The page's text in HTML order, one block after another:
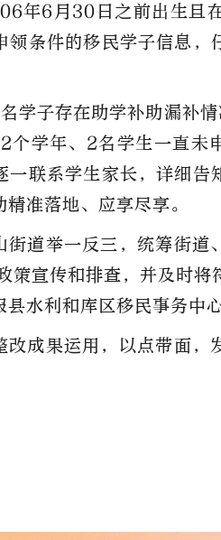
年6月30日之前出生且
条件的移民学子信息，
学子存在助学补助漏补
个学年、2名学生一直未
一联系学生家长，详细告
准落地、应享尽享。
街道举一反三，统筹街道
策宣传和排查，并及时将
水利和库区移民事务中心
改成果运用，以点带面，